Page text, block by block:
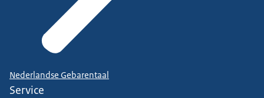
Nederlandse Gebarentaal
Service